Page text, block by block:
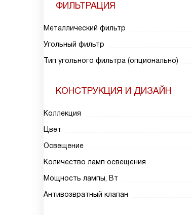
ФИЛЬТРАЦИЯ
Металлический фильтр
Угольный фильтр
Тип угольного фильтра (опционально)
КОНСТРУКЦИЯ И ДИЗАЙН
Коллекция
Цвет
Освещение
Количество ламп освещения
Мощность лампы, Вт
Антивозвратный клапан